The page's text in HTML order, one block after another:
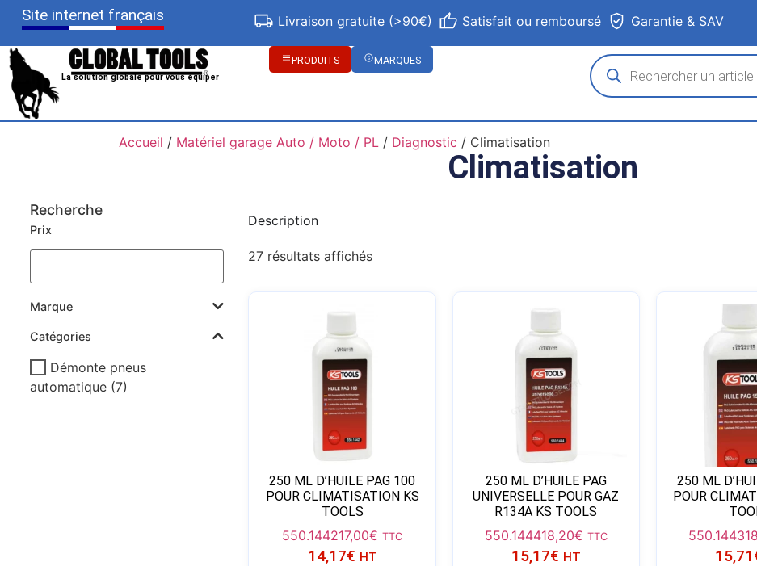
Site internet français Livraison gratuite (>90€) Satisfait ou remboursé Garantie & SAV
La solution globale pour vous équiper
PRODUITS MARQUES
Accueil / Matériel garage Auto / Moto / PL / Diagnostic / Climatisation
Climatisation
Recherche
Prix
Marque
Catégories
Démonte pneus
automatique(7)
Description
27 résultats affichés
250 ML D’HUILE PAG 100
POUR CLIMATISATION KS
TOOLS
550.144217,00€ TTC
14,17€ HT
250 ML D’HUILE PAG
UNIVERSELLE POUR GAZ
R134A KS TOOLS
550.144418,20€ TTC
15,17€ HT
250 ML
POUR
550.1443
15,71